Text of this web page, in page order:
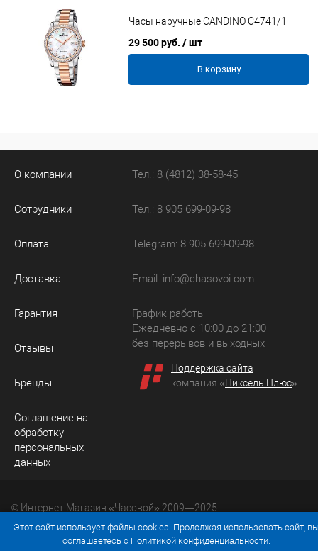
Часы наручные CANDINO C4741/1
29 500 руб. / шт
В корзину
О компании
Сотрудники
Оплата
Доставка
Гарантия
Отзывы
Бренды
Соглашение на
обработку
персональных
данных
Тел.: 8 (4812) 38-58-45
Тел.: 8 905 699-09-98
Telegram: 8 905 699-09-98
Email: info@chasovoi.com
График работы
Ежедневно с 10:00 до 21:00
без перерывов и выходных
Поддержка сайта —
компания «Пиксель Плюс»
© Интернет Магазин «Часовой» 2009—2025
Юридический адрес: 214036 Россия, г. Смоленск, ул.
Рыленкова, д. 61а, кв. 24.
Этот сайт использует файлы cookies. Продолжая использовать сайт,
соглашаетесь с Политикой конфиденциальности.